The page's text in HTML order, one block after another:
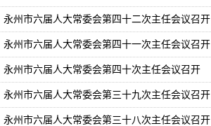
永州市六届人大常委会第四十二次主任会议召开
永州市六届人大常委会第四十一次主任会议召开
永州市六届人大常委会第四十次主任会议召开
永州市六届人大常委会第三十九次主任会议召开
永州市六届人大常委会第三十八次主任会议召开